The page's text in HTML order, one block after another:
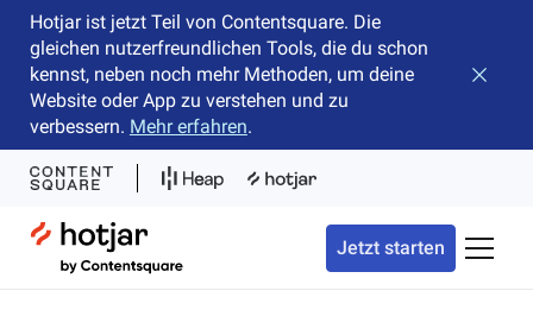
Hotjar ist jetzt Teil von Contentsquare. Die
gleichen nutzerfreundlichen Tools, die du schon
kennst, neben noch mehr Methoden, um deine
Website oder App zu verstehen und zu
verbessern. Mehr erfahren.
Hotjar Logo
Jetzt starten